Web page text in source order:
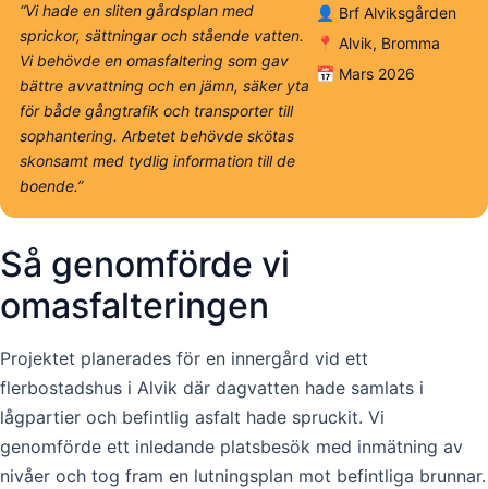
“Vi hade en sliten gårdsplan med
sprickor, sättningar och stående vatten.
Vi behövde en omasfaltering som gav
bättre avvattning och en jämn, säker yta
för både gångtrafik och transporter till
sophantering. Arbetet behövde skötas
skonsamt med tydlig information till de
boende.”
👤 Brf Alviksgården
📍 Alvik, Bromma
📅 Mars 2026
Så genomförde vi
omasfalteringen
Projektet planerades för en innergård vid ett
flerbostadshus i Alvik där dagvatten hade samlats i
lågpartier och befintlig asfalt hade spruckit. Vi
genomförde ett inledande platsbesök med inmätning av
nivåer och tog fram en lutningsplan mot befintliga brunnar.